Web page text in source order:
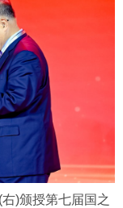
)颁授第七届国之